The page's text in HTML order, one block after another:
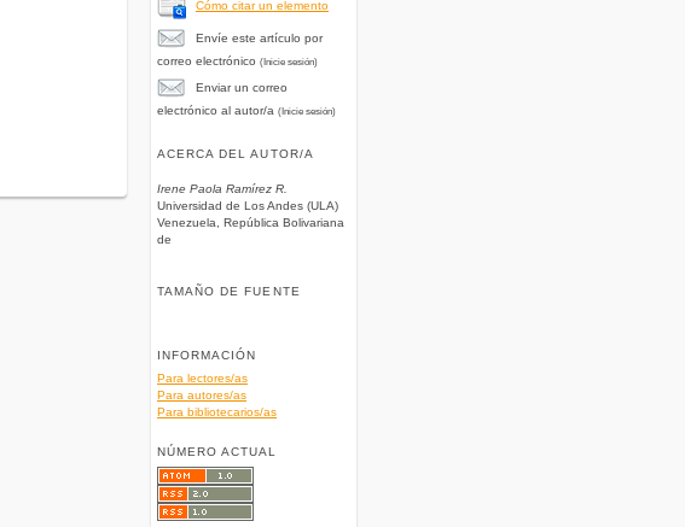
Cómo citar un elemento
Envíe este artículo por
correo electrónico (Inicie sesión)
Enviar un correo
electrónico al autor/a (Inicie sesión)
ACERCA DEL AUTOR/A
Irene Paola Ramírez R.
Universidad de Los Andes (ULA)
Venezuela, República Bolivariana
de
TAMAÑO DE FUENTE
INFORMACIÓN
Para lectores/as
Para autores/as
Para bibliotecarios/as
NÚMERO ACTUAL